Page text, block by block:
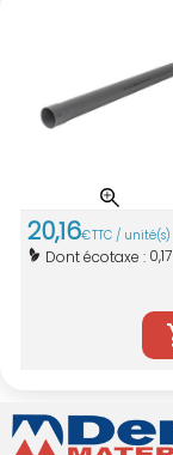
20,16€TTC / unité(s)
Dont écotaxe : 0,17